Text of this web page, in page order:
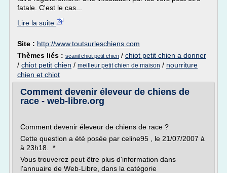
fatale. C'est le cas...
Lire la suite
Site : http://www.toutsurleschiens.com
Thèmes liés : scanil chiot petit chien / chiot petit chien a donner
/ chiot petit chien / meilleur petit chien de maison / nourriture
chien et chiot
Comment devenir éleveur de chiens de
race - web-libre.org
Comment devenir éleveur de chiens de race ?
Cette question a été posée par celine95 , le 21/07/2007 à
à 23h18. *
Vous trouverez peut être plus d'information dans
l'annuaire de Web-Libre, dans la catégorie